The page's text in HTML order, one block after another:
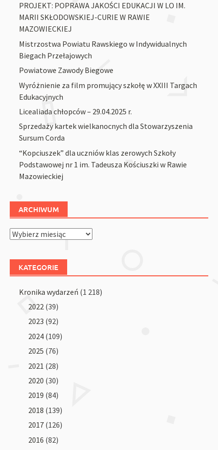
PROJEKT: POPRAWA JAKOŚCI EDUKACJI W LO IM.
MARII SKŁODOWSKIEJ-CURIE W RAWIE
MAZOWIECKIEJ
Mistrzostwa Powiatu Rawskiego w Indywidualnych
Biegach Przełajowych
Powiatowe Zawody Biegowe
Wyróżnienie za film promujący szkołę w XXIII Targach
Edukacyjnych
Licealiada chłopców – 29.04.2025 r.
Sprzedaży kartek wielkanocnych dla Stowarzyszenia
Sursum Corda
“Kopciuszek” dla uczniów klas zerowych Szkoły
Podstawowej nr 1 im. Tadeusza Kościuszki w Rawie
Mazowieckiej
ARCHIWUM
Archiwum
KATEGORIE
Kronika wydarzeń (1 218)
2022 (39)
2023 (92)
2024 (109)
2025 (76)
2021 (28)
2020 (30)
2019 (84)
2018 (139)
2017 (126)
2016 (82)